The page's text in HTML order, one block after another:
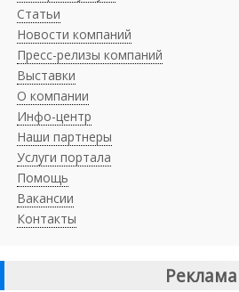
Статьи
Новости компаний
Пресс-релизы компаний
Выставки
О компании
Инфо-центр
Наши партнеры
Услуги портала
Помощь
Вакансии
Контакты
Реклама